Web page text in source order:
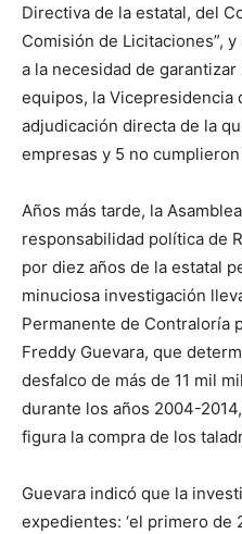
Directiva de la estatal, del
Comisión de Licitaciones”,
a la necesidad de
equipos, la Vicepresidencia
adjudicación directa de la
empresas y 5 no
Años más tarde, la
responsabilidad política de
por diez años de la estatal
minuciosa investigación
Permanente de Contraloría
Freddy Guevara, que
desfalco de más de 11 mil
durante los años 2004-
figura la compra de los
Guevara indicó que la
expedientes: ‘el primero de